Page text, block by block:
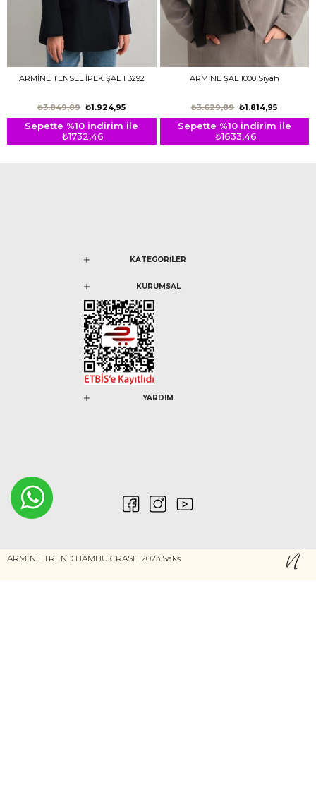
ARMİNE TENSEL İPEK ŞAL 1 3292
₺1.924,95
₺3.849,89
Sepette %10 indirim ile
₺1732,46
ARMİNE ŞAL 1000 Siyah
₺1.814,95
₺3.629,89
Sepette %10 indirim ile
₺1633,46
KATEGORİLER
KURUMSAL
YARDIM
ARMİNE TREND BAMBU CRASH 2023 Saks